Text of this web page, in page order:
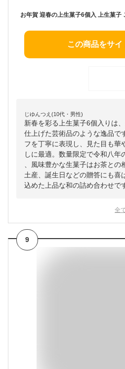
この商品をサイ
じゆんつえ(10代・男性)
新春を彩る上生菓子6個入りは
仕上げた芸術品のような逸品で
フを丁寧に表現し、見た目も華
しに最適。数量限定で令和八年
、風味豊かな生菓子はお茶との
土産、誕生日などの贈答にも喜
込めた上品な和の詰め合わせで
全
9